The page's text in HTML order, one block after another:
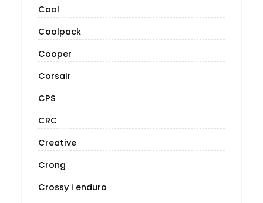
Cool
Coolpack
Cooper
Corsair
CPS
CRC
Creative
Crong
Crossy i enduro